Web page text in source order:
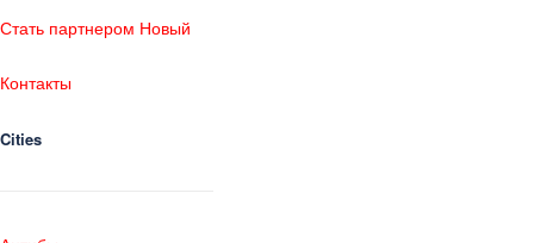
Стать партнером Новый
Контакты
Cities